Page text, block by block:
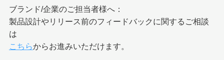
ブランド/企業のご担当者様へ：
製品設計やリリース前のフィードバックに関するご相談
は
こちらからお進みいただけます。